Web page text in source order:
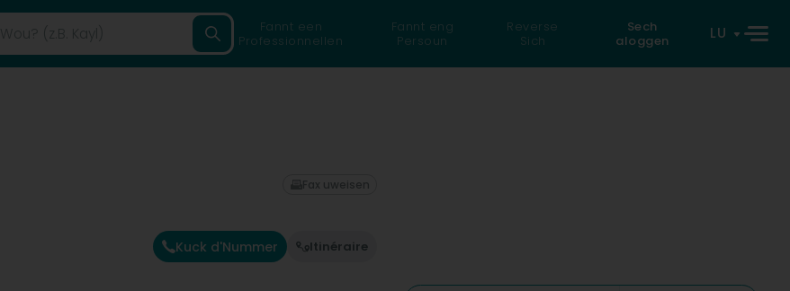
Fannt een
Professionnellen
Fannt eng
Persoun
Reverse
Sich
Sech
aloggen
LU
Kuck d'Nummer Itinéraire
Fax uweisen